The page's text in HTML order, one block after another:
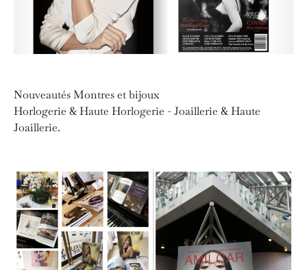
Nouveautés Montres et bijoux
Horlogerie & Haute Horlogerie - Joaillerie & Haute
Joaillerie.